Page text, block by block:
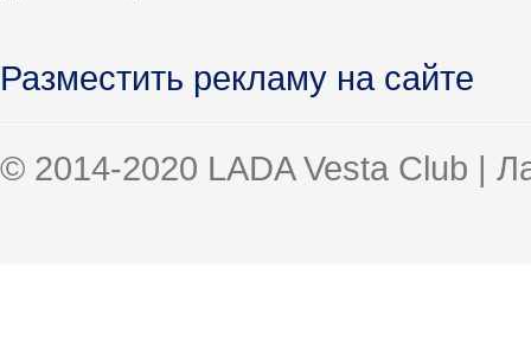
Разместить рекламу на сайте
© 2014-2020 LADA Vesta Club |